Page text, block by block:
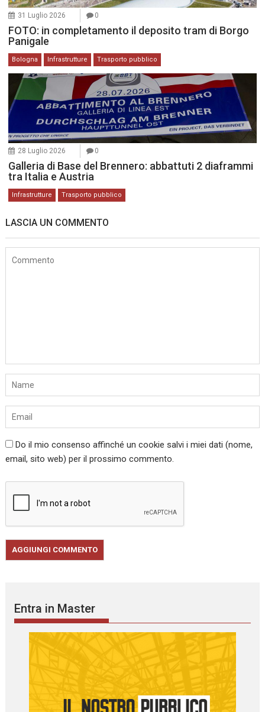
31 Luglio 2026 0
FOTO: in completamento il deposito tram di Borgo
Panigale
Bologna Infrastrutture Trasporto pubblico
28 Luglio 2026 0
Galleria di Base del Brennero: abbattuti 2 diaframmi
tra Italia e Austria
Infrastrutture Trasporto pubblico
LASCIA UN COMMENTO
Do il mio consenso affinché un cookie salvi i miei dati (nome,
email, sito web) per il prossimo commento.
Entra in Master